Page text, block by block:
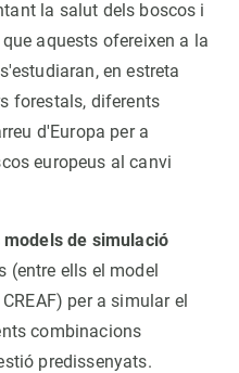
la salut dels boscos i
aquests ofereixen a la
en estreta
forestals, diferents
d'Europa per a
europeus al canvi
models de simulació
(entre ells el model
per a simular el
combinacions
predissenyats.